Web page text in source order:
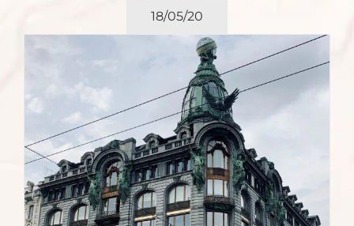
18/05/20